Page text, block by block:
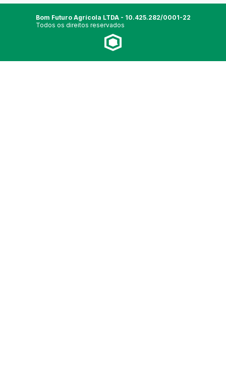
Bom Futuro Agrícola LTDA - 10.425.282/0001-22
Todos os direitos reservados